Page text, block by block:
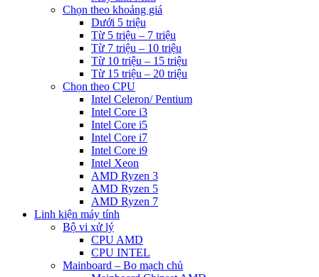
Chọn theo khoảng giá
Dưới 5 triệu
Từ 5 triệu – 7 triệu
Từ 7 triệu – 10 triệu
Từ 10 triệu – 15 triệu
Từ 15 triệu – 20 triệu
Chọn theo CPU
Intel Celeron/ Pentium
Intel Core i3
Intel Core i5
Intel Core i7
Intel Core i9
Intel Xeon
AMD Ryzen 3
AMD Ryzen 5
AMD Ryzen 7
Linh kiện máy tính
Bộ vi xử lý
CPU AMD
CPU INTEL
Mainboard – Bo mạch chủ